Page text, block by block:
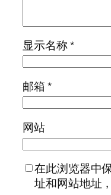
显示名称*
邮箱*
网站
在此浏览器中
址和网站地址